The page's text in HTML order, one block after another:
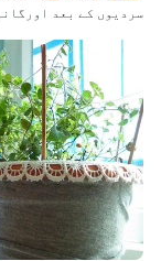
سردیوں کے بعد